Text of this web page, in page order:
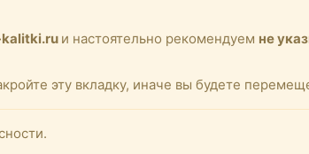
и настоятельно рекомендуем не
эту вкладку, иначе вы будете